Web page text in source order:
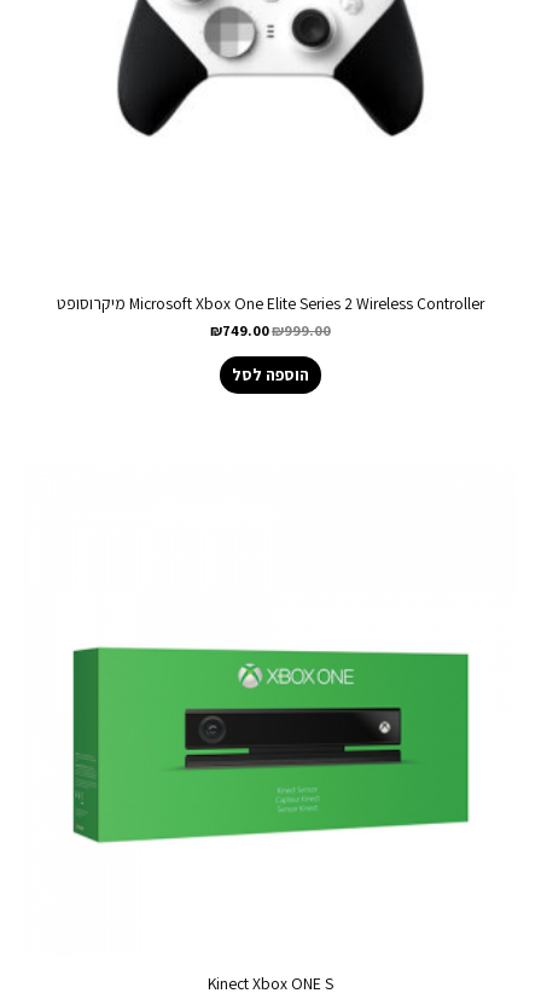
Microsoft Xbox One Elite Series 2 Wireless Controller מיקרוסופט
₪999.00
₪749.00
הוספה לסל
Kinect Xbox ONE S